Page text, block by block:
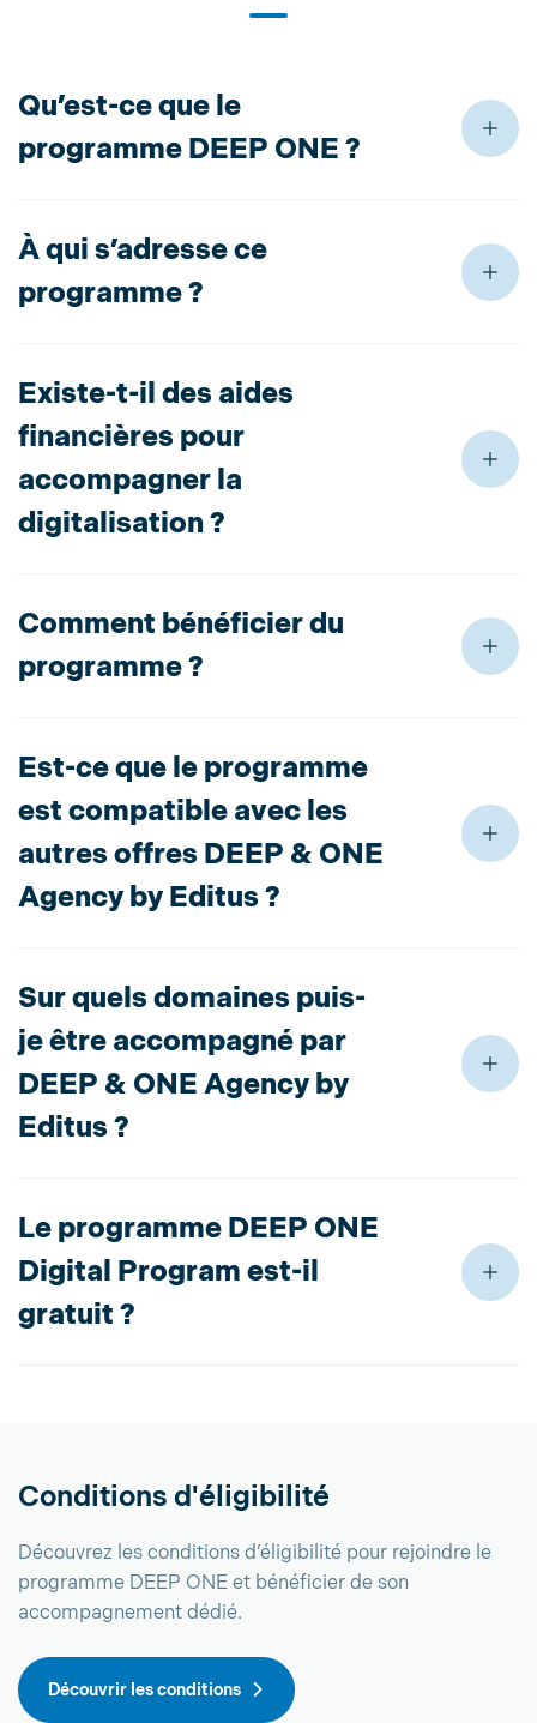
Qu’est-ce que le
programme DEEP ONE ?
À qui s’adresse ce
programme ?
Existe-t-il des aides
financières pour
accompagner la
digitalisation ?
Comment bénéficier du
programme ?
Est-ce que le programme
est compatible avec les
autres offres DEEP & ONE
Agency by Editus ?
Sur quels domaines puis-
je être accompagné par
DEEP & ONE Agency by
Editus ?
Le programme DEEP ONE
Digital Program est-il
gratuit ?
Conditions d'éligibilité
Découvrez les conditions d’éligibilité pour rejoindre le
programme DEEP ONE et bénéficier de son
accompagnement dédié.
Découvrir les conditions